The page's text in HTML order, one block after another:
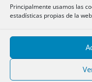
Principalmente usamos las
estadísticas propias de la
en su caso,
-por medios
– por medios